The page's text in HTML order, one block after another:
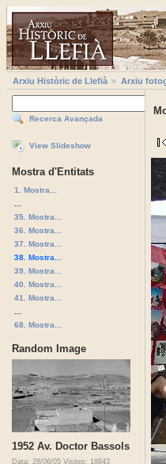
Arxiu Històric de Llefià Arxiu
Recerca Avançada
View Slideshow
Mostra d'Entitats
1. Mostra...
35. Mostra...
36. Mostra...
37. Mostra...
38. Mostra...
39. Mostra...
40. Mostra...
41. Mostra...
68. Mostra...
Random Image
1952 Av. Doctor Bassols
Data: 28/06/05 Visites: 18843